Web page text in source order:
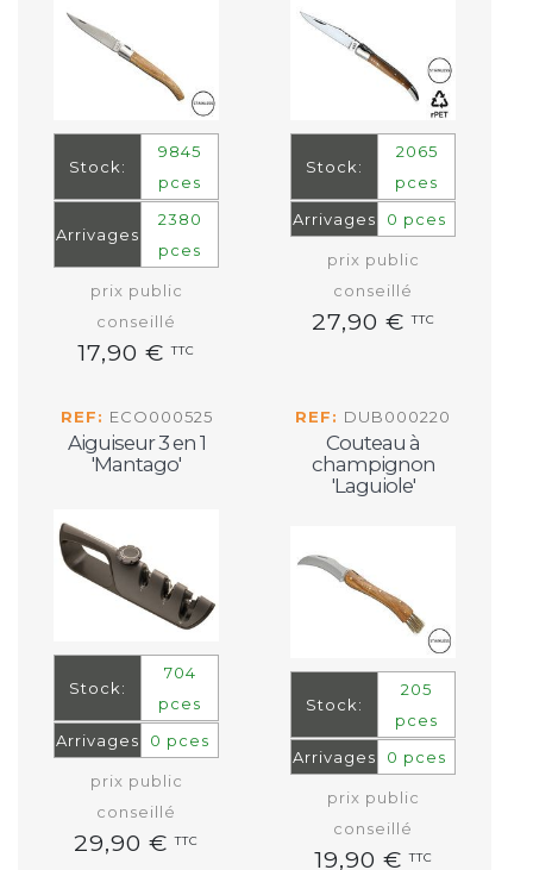
Stock:
9845
pces
Arrivages
2380
pces
prix public
conseillé
17,90 €TTC
Stock:
2065
pces
Arrivages
0 pces
prix public
conseillé
27,90 €TTC
REF: ECO000525
Aiguiseur 3 en 1
'Mantago'
Stock:
704
pces
Arrivages
0 pces
prix public
conseillé
29,90 €TTC
REF: DUB000220
Couteau à
champignon
'Laguiole'
Stock:
205
pces
Arrivages
0 pces
prix public
conseillé
19,90 €TTC